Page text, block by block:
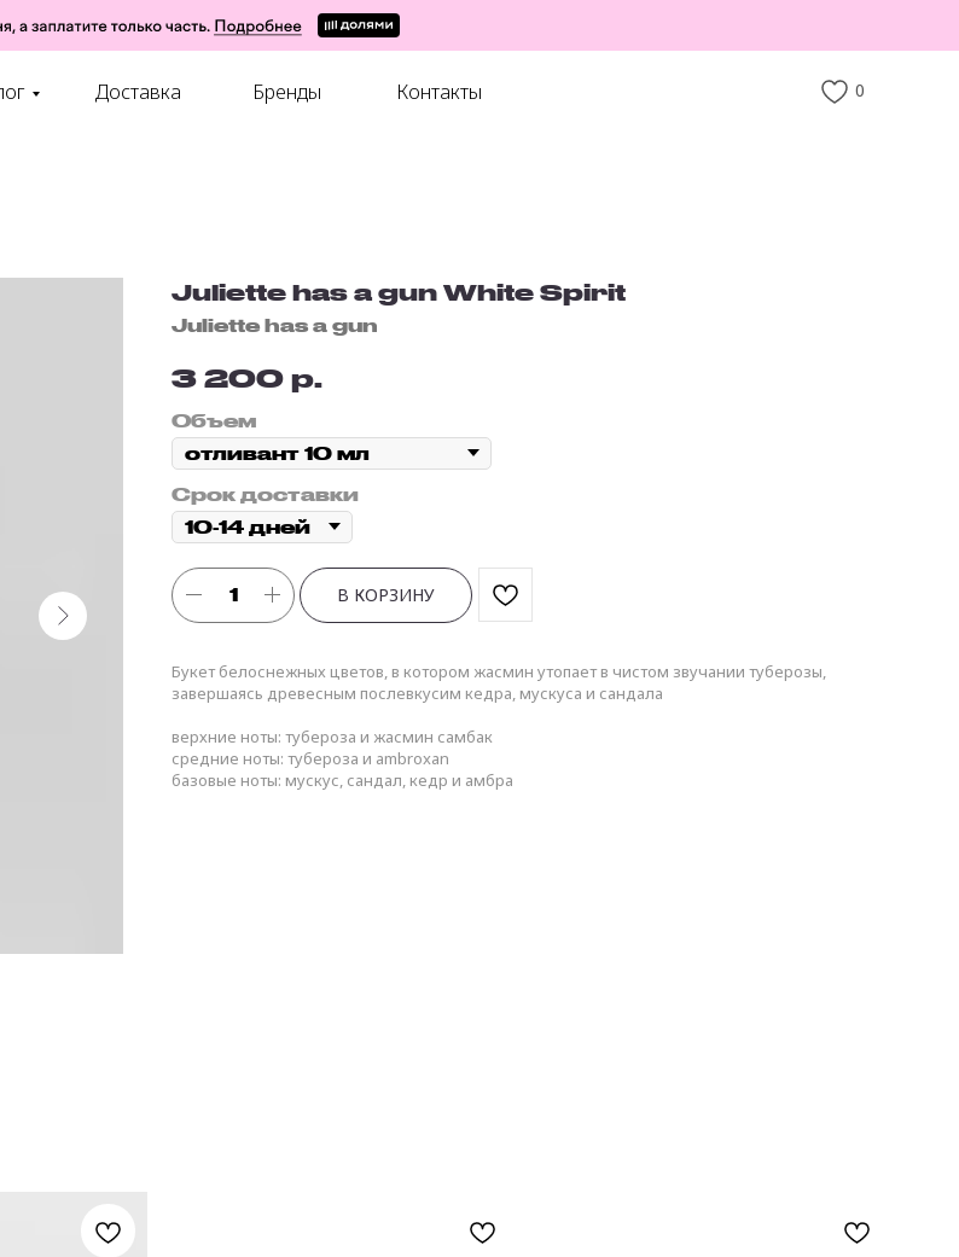
Бренды Контакты
Доставка 0
Juliette has a gun White Spirit
Juliette has a gun
3 200 р.
Объем
Срок доставки
В КОРЗИНУ
Букет белоснежных цветов, в котором жасмин утопает в чистом звучании туберозы,
завершаясь древесным послевкусим кедра, мускуса и сандала
верхние ноты: тубероза и жасмин самбак
средние ноты: тубероза и ambroxan
базовые ноты: мускус, сандал, кедр и амбра